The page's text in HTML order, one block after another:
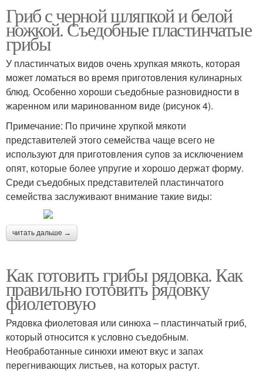
Гриб с черной шляпкой и белой
ножкой. Съедобные пластинчатые
грибы
У пластинчатых видов очень хрупкая мякоть, которая
может ломаться во время приготовления кулинарных
блюд. Особенно хороши съедобные разновидности в
жаренном или маринованном виде (рисунок 4).
Примечание: По причине хрупкой мякоти
представителей этого семейства чаще всего не
используют для приготовления супов за исключением
опят, которые более упругие и хорошо держат форму.
Среди съедобных представителей пластинчатого
семейства заслуживают внимание такие виды:
читать дальше →
Как готовить грибы рядовка. Как
правильно готовить рядовку
фиолетовую
Рядовка фиолетовая или синюха – пластинчатый гриб,
который относится к условно съедобным.
Необработанные синюхи имеют вкус и запах
перегнивающих листьев, на которых растут.